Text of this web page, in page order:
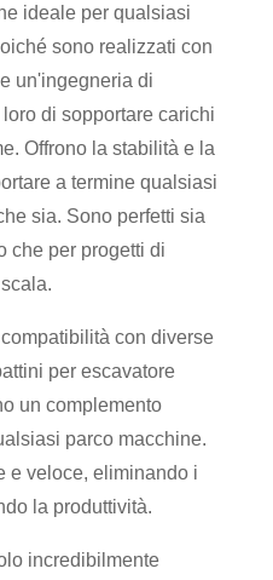
ideale per qualsiasi
sono realizzati con
un'ingegneria di
di sopportare carichi
Offrono la stabilità e la
a termine qualsiasi
sia. Sono perfetti sia
che per progetti di
con diverse
per escavatore
un complemento
parco macchine.
e veloce, eliminando i
la produttività.
incredibilmente